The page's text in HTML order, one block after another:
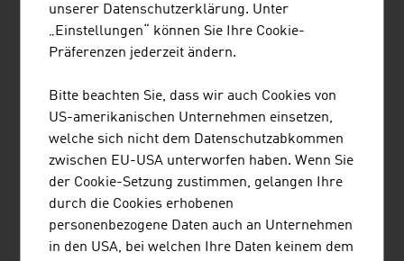
zwischen Planung und Ausführung zu verbessern und
weitere Innovationen anzuregen. Auf diese Weise wurden
zum Beispiel die ersten Passivhäuser in Kanada und
gewinnt weltweit stark an Bedeutung. Für die Zukunft
bedeutet das ein weiter steigendes internationales
Interesse an den österreichischen Entwicklungen.
Mehr über dieTop Playerim Bereicherneuerbare
Energien in Österreichund die aktuellen
Branchentrendsim FRESH VIEW Magazin -
#GreenTech Austria
unserer Datenschutzerklärung. Unter
„Einstellungen“ können Sie Ihre Cookie-
Präferenzen jederzeit ändern.
Bitte beachten Sie, dass wir auch Cookies von
US-amerikanischen Unternehmen einsetzen,
welche sich nicht dem Datenschutzabkommen
zwischen EU-USA unterworfen haben. Wenn Sie
der Cookie-Setzung zustimmen, gelangen Ihre
durch die Cookies erhobenen
personenbezogene Daten auch an Unternehmen
in den USA, bei welchen Ihre Daten keinem dem